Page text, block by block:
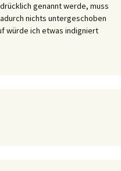
genannt werde, muss
nichts untergeschoben
würde ich etwas indigniert